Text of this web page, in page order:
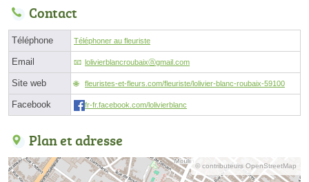
Contact
Téléphone Téléphoner au fleuriste
Email lolivierblancroubaixⓐgmail.com
Site web fleuristes-et-fleurs.com/fleuriste/lolivier-blanc-roubaix-59100
Facebook fr-fr.facebook.com/lolivierblanc
Plan et adresse
© contributeurs OpenStreetMap